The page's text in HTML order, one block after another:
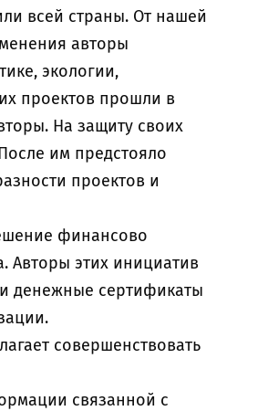
всей страны. От нашей
авторы
экологии,
проектов прошли в
На защиту своих
им предстояло
проектов и
финансово
Авторы этих инициатив
денежные сертификаты
совершенствовать
связанной с